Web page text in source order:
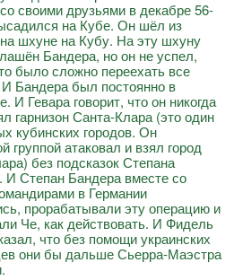
своими друзьями в декабре 56-
на Кубе. Он шёл из
шхуне на Кубу. На эту шхуну
Бандера, но он не успел,
было сложно переехать все
Бандера был постоянно в
И Гевара говорит, что он никогда
гарнизон Санта-Клара (это один
кубинских городов. Он
группой атаковал и взял город
без подсказок Степана
И Степан Бандера вместе со
в Германии
прорабатывали эту операцию и
Че, как действовать. И Фидель
что без помощи украинских
они бы дальше Сьерра-Маэстра